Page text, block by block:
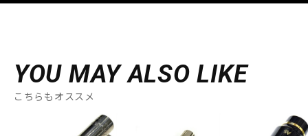
YOU MAY ALSO LIKE
こちらもオススメ